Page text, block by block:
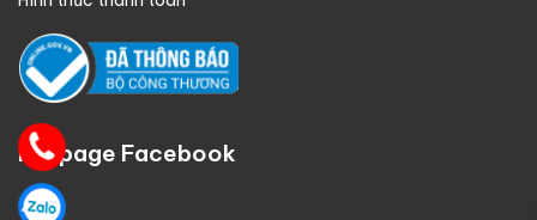
Fanpage Facebook